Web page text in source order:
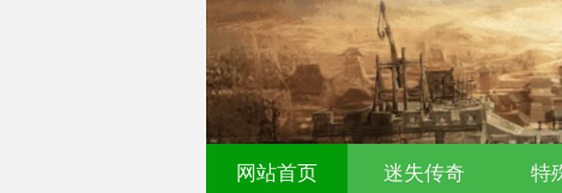
网站首页 迷失传奇 特